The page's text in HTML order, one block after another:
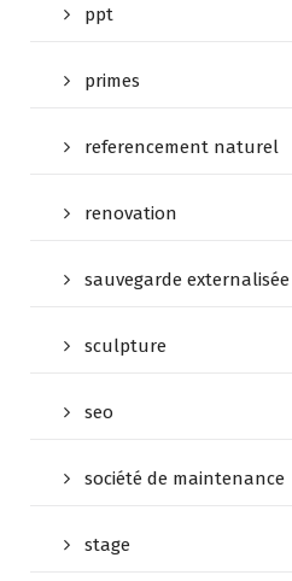
ppt
primes
referencement naturel
renovation
sauvegarde externalisée
sculpture
seo
société de maintenance
stage